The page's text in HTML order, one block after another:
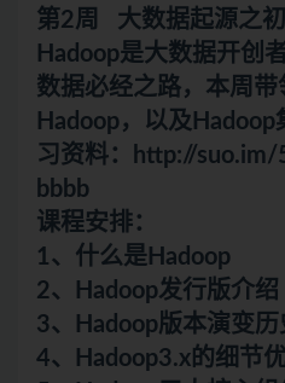
第2周 大数据起源之
Hadoop是大数据开创
数据必经之路，本周带
Hadoop，以及
习资料：http://suo.im/
bbbb
课程安排：
1、什么是Hadoop
2、Hadoop发行版介绍
3、Hadoop版本演变历
4、Hadoop3.x的细节